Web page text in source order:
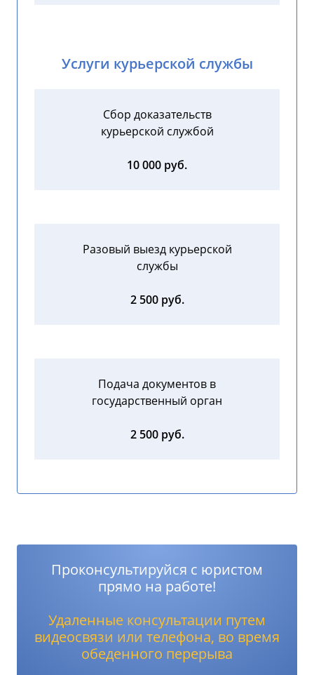
Услуги курьерской службы
Сбор доказательств
курьерской службой
10 000 руб.
Разовый выезд курьерской
службы
2 500 руб.
Подача документов в
государственный орган
2 500 руб.
Проконсультируйся с юристом
прямо на работе!
Удаленные консультации путем
видеосвязи или телефона, во время
обеденного перерыва